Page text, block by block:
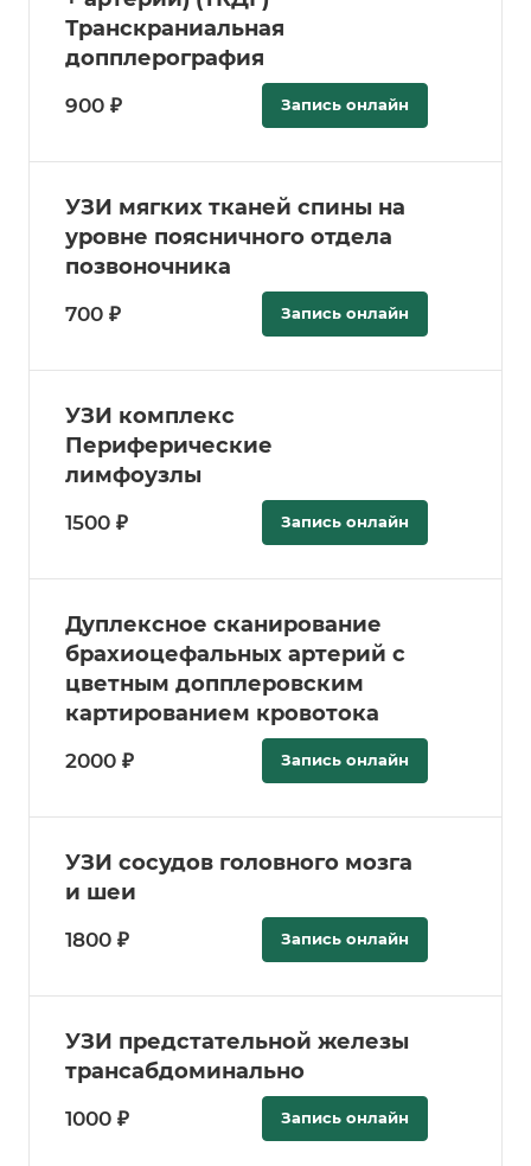
Транскраниальная
допплерография
900 ₽ Запись онлайн
УЗИ мягких тканей спины на
уровне поясничного отдела
позвоночника
700 ₽ Запись онлайн
УЗИ комплекс
Периферические
лимфоузлы
1500 ₽ Запись онлайн
Дуплексное сканирование
брахиоцефальных артерий с
цветным допплеровским
картированием кровотока
2000 ₽ Запись онлайн
УЗИ сосудов головного мозга
и шеи
1800 ₽ Запись онлайн
УЗИ предстательной железы
трансабдоминально
1000 ₽ Запись онлайн